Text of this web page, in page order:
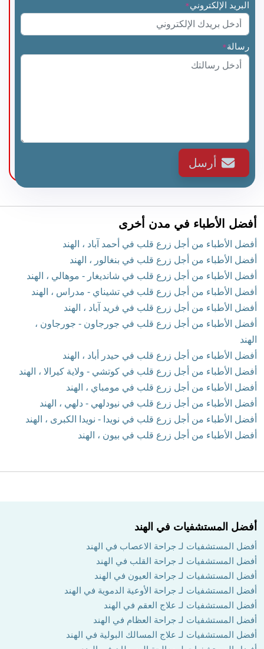
البريد الإلكتروني*
رسالة*
أرسل
أفضل الأطباء في مدن أخرى
أفضل الأطباء من أجل زرع قلب في أحمد آباد ، الهند
أفضل الأطباء من أجل زرع قلب في بنغالور ، الهند
أفضل الأطباء من أجل زرع قلب في شانديغار - موهالي ، الهند
أفضل الأطباء من أجل زرع قلب في تشيناي - مدراس ، الهند
أفضل الأطباء من أجل زرع قلب في فريد آباد ، الهند
أفضل الأطباء من أجل زرع قلب في جورجاون - جورجاون ،
الهند
أفضل الأطباء من أجل زرع قلب في حيدر أباد ، الهند
أفضل الأطباء من أجل زرع قلب في كوتشي - ولاية كيرالا ، الهند
أفضل الأطباء من أجل زرع قلب في مومباي ، الهند
أفضل الأطباء من أجل زرع قلب في نيودلهي - دلهي ، الهند
أفضل الأطباء من أجل زرع قلب في نويدا - نويدا الكبرى ، الهند
أفضل الأطباء من أجل زرع قلب في بيون ، الهند
أفضل المستشفيات في الهند
أفضل المستشفيات لـ جراحة الاعصاب في الهند
أفضل المستشفيات لـ جراحة القلب في الهند
أفضل المستشفيات لـ جراحة العيون في الهند
أفضل المستشفيات لـ جراحة الأوعية الدموية في الهند
أفضل المستشفيات لـ علاج العقم في الهند
أفضل المستشفيات لـ جراحة العظام في الهند
أفضل المستشفيات لـ علاج المسالك البولية في الهند